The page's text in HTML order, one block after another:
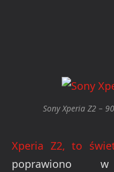
Sony Xperia Z2 –
Xperia Z2, to
poprawiono